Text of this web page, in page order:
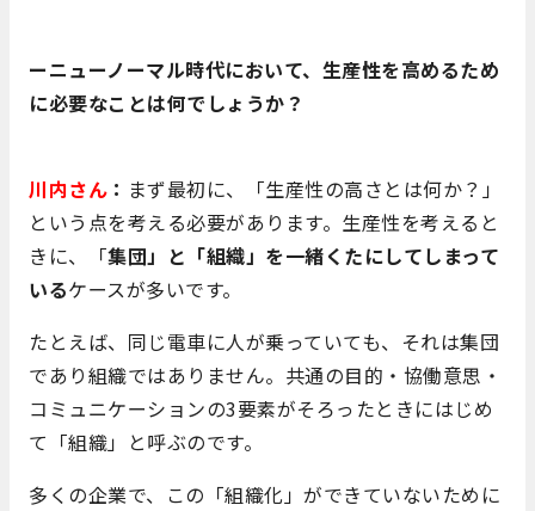
ーニューノーマル時代において、生産性を高めるため
に必要なことは何でしょうか？
川内さん ： まず最初に、「生産性の高さとは何か？」
という点を考える必要があります。生産性を考えると
きに、「集団」と「組織」を一緒くたにしてしまって
いるケースが多いです。
たとえば、同じ電車に人が乗っていても、それは集団
であり組織ではありません。共通の目的・協働意思・
コミュニケーションの3要素がそろったときにはじめ
て「組織」と呼ぶのです。
多くの企業で、この「組織化」ができていないために